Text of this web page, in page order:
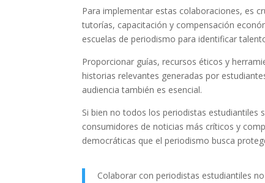
Para implementar estas colaboraciones, es
tutorías, capacitación y compensación
escuelas de periodismo para identificar
Proporcionar guías, recursos éticos y
historias relevantes generadas por
audiencia también es esencial.
Si bien no todos los periodistas estudiantiles
consumidores de noticias más críticos y
democráticas que el periodismo busca
Colaborar con periodistas estudiantiles